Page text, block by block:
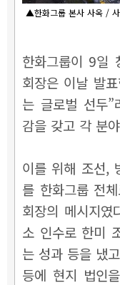
▲한화그룹 본사 사옥 /
한화그룹이 9일
회장은 이날 발
는 글로벌 선두”
감을 갖고 각 분
이를 위해 조선,
를 한화그룹 전
회장의 메시지
소 인수로 한미
는 성과 등을 냈
등에 현지 법인